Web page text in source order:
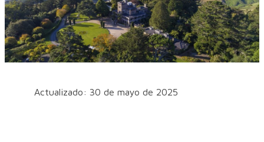
Actualizado: 30 de mayo de 2025